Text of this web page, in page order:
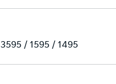
3595 / 1595 / 1495